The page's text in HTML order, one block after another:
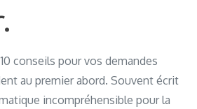
conseils pour vos demandes
au premier abord. Souvent écrit
incompréhensible pour la